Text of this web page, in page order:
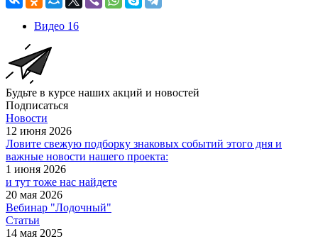
Видео 16
Будьте в курсе наших акций и новостей
Подписаться
Новости
12 июня 2026
Ловите свежую подборку знаковых событий этого дня и
важные новости нашего проекта:
1 июня 2026
и тут тоже нас найдете
20 мая 2026
Вебинар "Лодочный"
Статьи
14 мая 2025